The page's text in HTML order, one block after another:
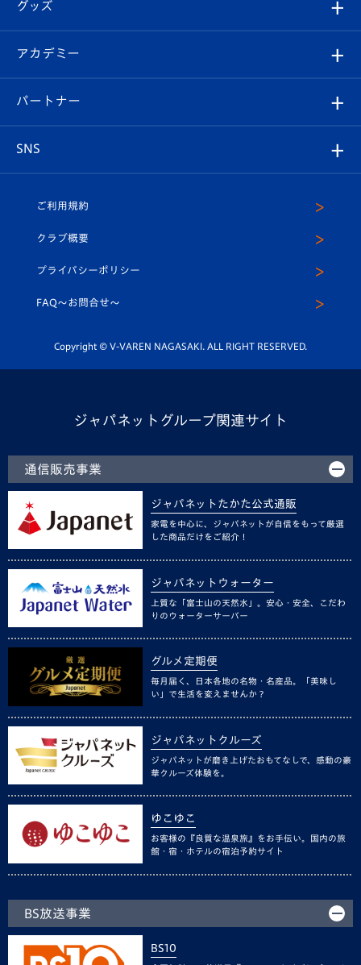
チケット
イベント
メディア
ホームタウン
スタッフプロフィール
マスコット紹介
平和祈念活動
ホームタウン活動
Revive Team
ヴィヴィくんの長崎おもてなしガイド
フォトギャラリー
スタジアムグルメ
V-LOVERS（ファンクラブ）
プレイヤーズスイート
グッズ
オンラインショップ
店舗情報
アカデミー
育成からのお知らせ
U-18
スクール
パートナー
SNS
ヴィヴィくんインスタグラム
公式LINE＠
ご利用規約
クラブ概要
プライバシーポリシー
FAQ〜お問合せ〜
Copyright © V-VAREN NAGASAKI. ALL RIGHT RESERVED.
ジャパネットグループ関連サイト
通信販売事業
ジャパネットたかた公式通販
家電を中心に、ジャパネットが自信をもって厳選
した商品だけをご紹介！
ジャパネットウォーター
上質な「富士山の天然水」。安心・安全、こだわ
りのウォーターサーバー
グルメ定期便
毎月届く、日本各地の名物・名産品。「美味し
い」で生活を変えませんか？
ジャパネットクルーズ
ジャパネットが磨き上げたおもてなしで、感動の豪
華クルーズ体験を。
ゆこゆこ
お客様の『良質な温泉旅』をお手伝い。国内の旅
館・宿・ホテルの宿泊予約サイト
BS放送事業
BS10